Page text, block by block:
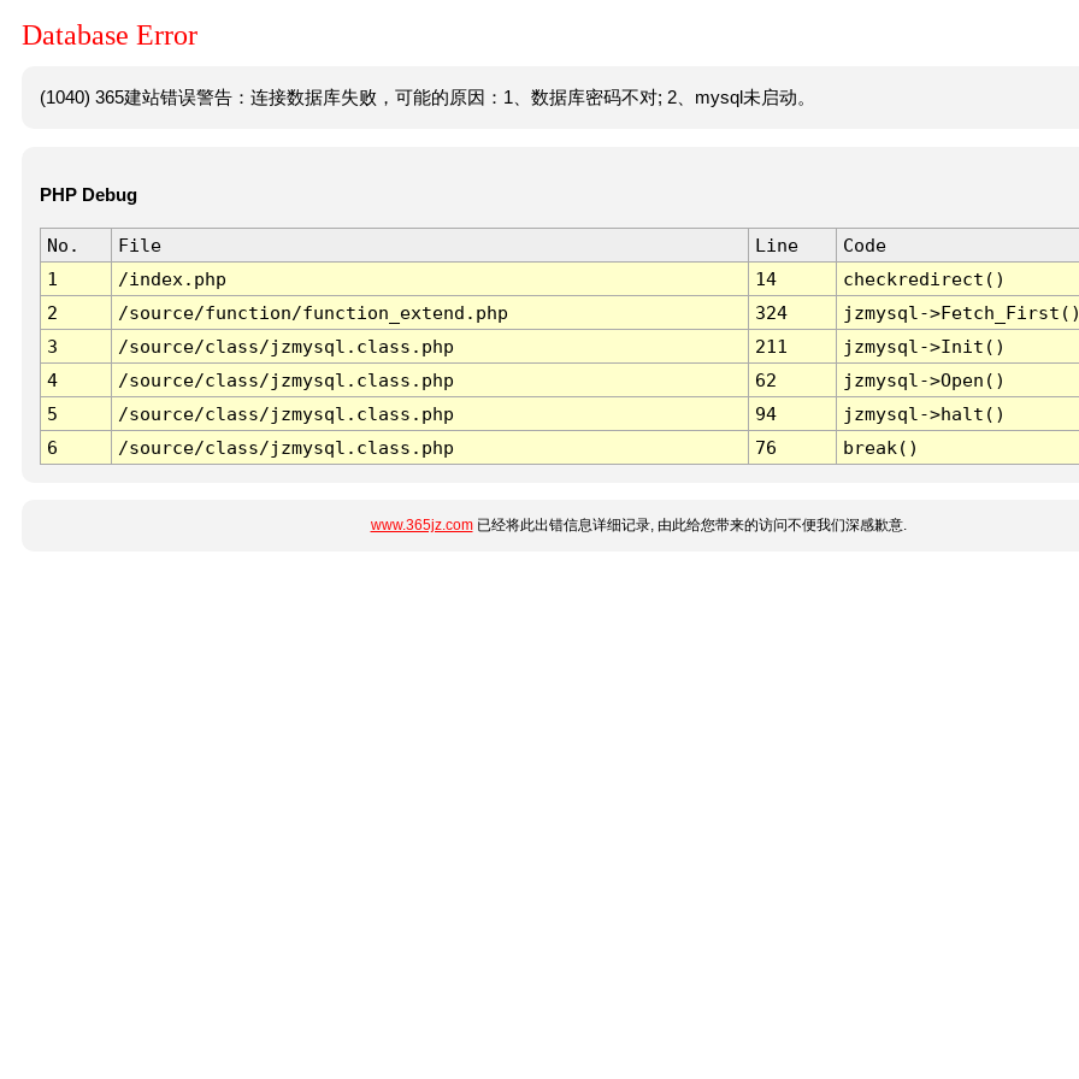
Database Error
(1040) 365建站错误警告：连接数据库失败，可能的原因：1、数据库密码不对; 2、mysql未启动。
PHP Debug
No. File Line
Code
1
/index.php 14
checkredirect()
2
/source/function/function_extend.php 324
jzmysql-
3
/source/class/jzmysql.class.php 211
jzmysql->Init()
4
/source/class/jzmysql.class.php 62
jzmysql->Open()
5
/source/class/jzmysql.class.php 94
jzmysql->halt()
6
/source/class/jzmysql.class.php 76 break()
www.365jz.com已经将此出错信息详细记录, 由此给您带来的访问不便我们深感歉意.